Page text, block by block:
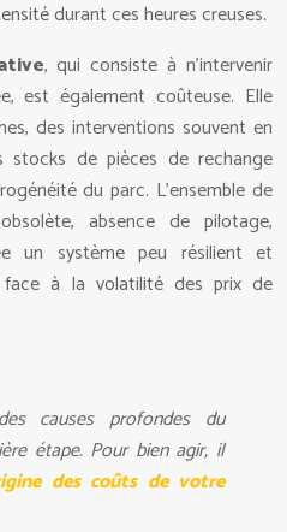
durant ces heures creuses.
, qui consiste à n’intervenir
est également coûteuse. Elle
des interventions souvent en
de pièces de rechange
du parc. L’ensemble de
absence de pilotage,
un système peu résilient et
face à la volatilité des prix de
causes profondes du
étape. Pour bien agir, il
des coûts de votre